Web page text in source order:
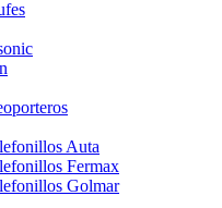
Auta
Fermax
Golmar